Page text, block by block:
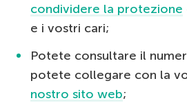
condividere la protezione
e i vostri cari;
Potete consultare il
potete collegare con la
nostro sito web;